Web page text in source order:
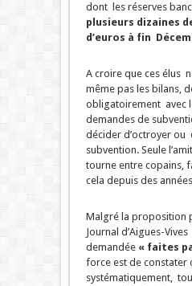
dont les réserves
plusieurs dizaines
d’euros à fin
A croire que ces élus
même pas les bilans,
obligatoirement avec
demandes de
décider d’octroyer ou
subvention. Seule
tourne entre copains,
cela depuis des
Malgré la proposition
Journal d’Aigues-
demandée « faites
force est de constater
systématiquement,